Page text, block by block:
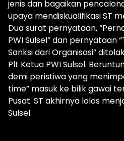
jenis dan bagaikan
upaya mendiskualifikasi ST
Dua surat pernyataan,
PWI Sulsel” dan pernyataan
Sanksi dari Organisasi”
Plt Ketua PWI Sulsel.
demi peristiwa yang
time” masuk ke bilik gawai
Pusat. ST akhirnya lolos
Sulsel.